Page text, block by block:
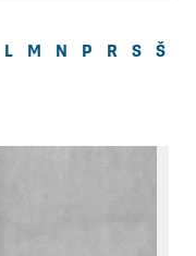
L M N P R S Š